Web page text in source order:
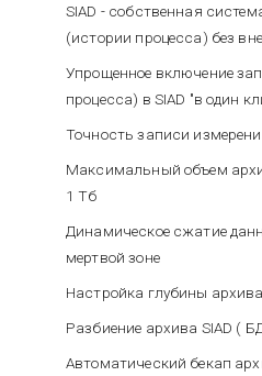
SIAD - собственная
(истории процесса) без
Упрощенное включение
процесса) в SIAD "в один
Точность записи
Максимальный объем
1 Тб
Динамическое сжатие
мертвой зоне
Настройка глубины
Разбиение архива SIAD (
Автоматический бекап